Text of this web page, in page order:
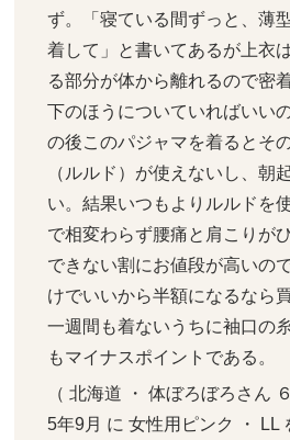
ず。「寝ている間ずっと、薄
着して」と書いてあるが上衣
る部分が体から離れるので密
下のほうについていればいい
の後このパジャマを着るとそ
（ルルド）が使えないし、朝
い。結果いつもよりルルドを
で相変わらず腰痛と肩こりが
できない割にお値段が高いの
けでいいから半額になるなら
一週間も着ないうちに袖口の
もマイナスポイントである。
（ 北海道 ・ 体ぼろぼろさん
5年9月 に 女性用ピンク ・ LL